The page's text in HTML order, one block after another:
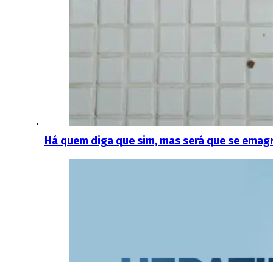
Há quem diga que sim, mas será que se